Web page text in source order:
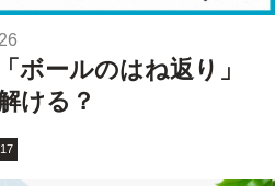
ボールのはね返り」
ける？